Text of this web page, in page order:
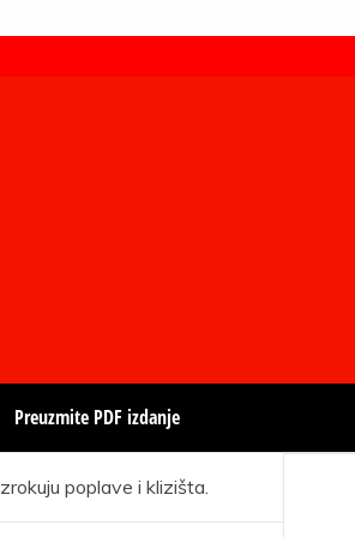
Preuzmite PDF izdanje
poplave i klizišta.